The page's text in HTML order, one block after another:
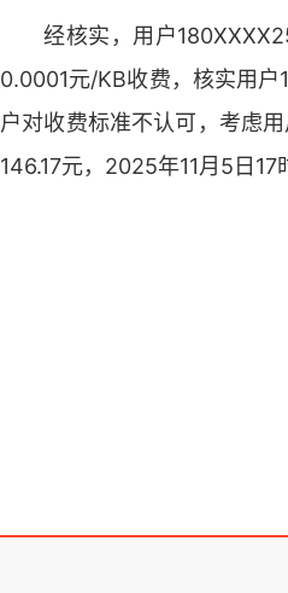
经核实，用户
0.0001元/KB收费，核实用户
户对收费标准不认可，考虑
146.17元，2025年11月5日